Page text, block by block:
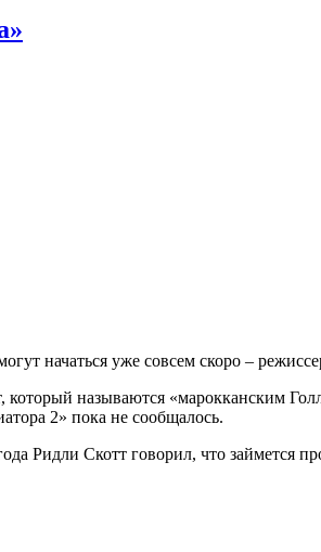
начаться уже совсем скоро –
называются «марокканским
2» пока не сообщалось.
Ридли Скотт говорил, что займется